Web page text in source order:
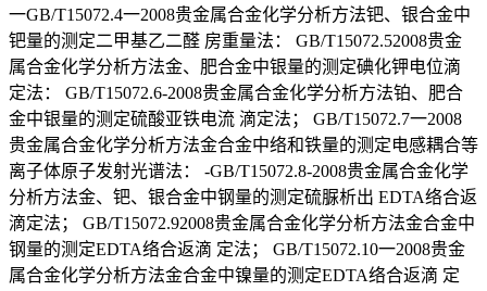
一GB/T15072.4一2008贵金属合金化学分析方法钯、银合金中
钯量的测定二甲基乙二醛 房重量法： GB/T15072.52008贵金
属合金化学分析方法金、肥合金中银量的测定碘化钾电位滴
定法： GB/T15072.6-2008贵金属合金化学分析方法铂、肥合
金中银量的测定硫酸亚铁电流 滴定法； GB/T15072.7一2008
贵金属合金化学分析方法金合金中络和铁量的测定电感耦合等
离子体原子发射光谱法： -GB/T15072.8-2008贵金属合金化学
分析方法金、钯、银合金中钢量的测定硫脲析出 EDTA络合返
滴定法； GB/T15072.92008贵金属合金化学分析方法金合金中
钢量的测定EDTA络合返滴 定法； GB/T15072.10一2008贵金
属合金化学分析方法金合金中镍量的测定EDTA络合返滴 定